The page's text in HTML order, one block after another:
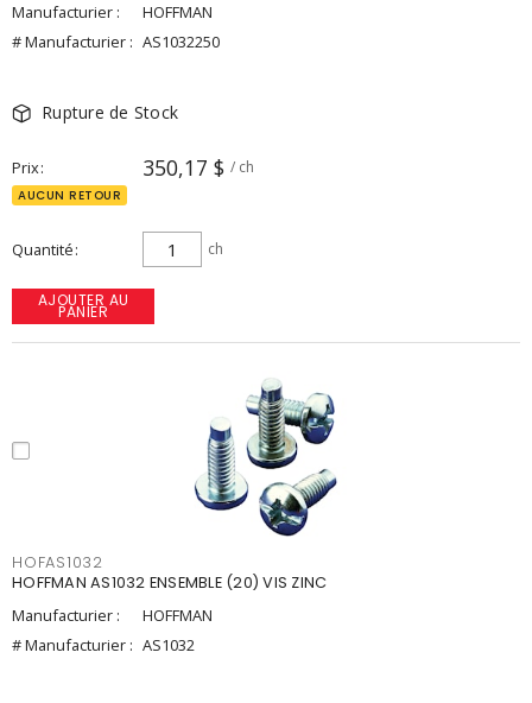
Manufacturier :
HOFFMAN
# Manufacturier : AS1032250
Rupture de Stock
Prix 350,17 $ / ch
AUCUN RETOUR
Quantité ch
AJOUTER AU
PANIER
HOFAS1032
HOFFMAN AS1032 ENSEMBLE (20) VIS ZINC
Manufacturier :
HOFFMAN
# Manufacturier : AS1032